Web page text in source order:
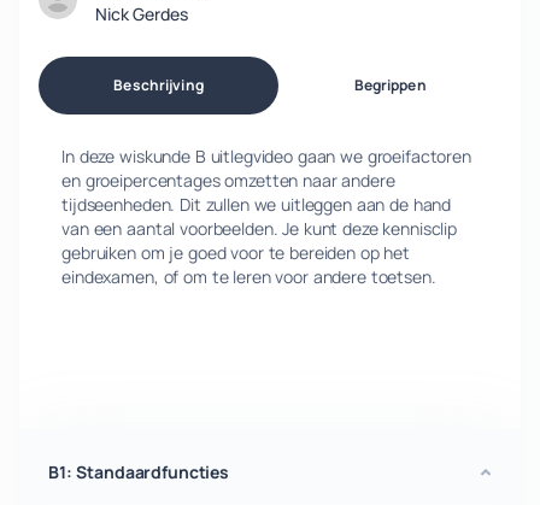
Nick Gerdes
Beschrijving Begrippen
In deze wiskunde B uitlegvideo gaan we groeifactoren
en groeipercentages omzetten naar andere
tijdseenheden. Dit zullen we uitleggen aan de hand
van een aantal voorbeelden. Je kunt deze kennisclip
gebruiken om je goed voor te bereiden op het
eindexamen, of om te leren voor andere toetsen.
B1: Standaardfuncties